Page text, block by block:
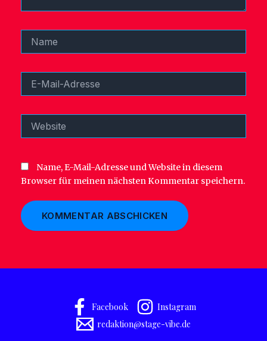
Mail-
Name, E-Mail-Adresse und Website in diesem
Browser für meinen nächsten Kommentar speichern.
Facebook
Instagram
redaktion@stage-vibe.de